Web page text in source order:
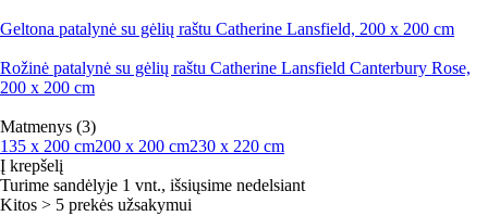
Geltona patalynė su gėlių raštu Catherine Lansfield, 200 x 200 cm
Rožinė patalynė su gėlių raštu Catherine Lansfield Canterbury Rose,
200 x 200 cm
Matmenys (3)
135 x 200 cm200 x 200 cm230 x 220 cm
Į krepšelį
Turime sandėlyje 1 vnt., išsiųsime nedelsiant
Kitos > 5 prekės užsakymui